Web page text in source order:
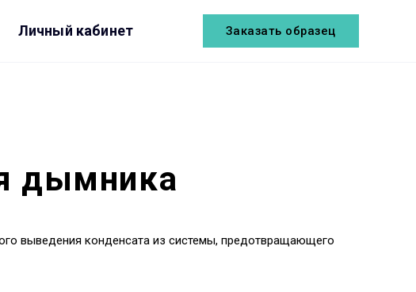
Личный кабинет Заказать образец
дымника
выведения конденсата из системы, предотвращающего